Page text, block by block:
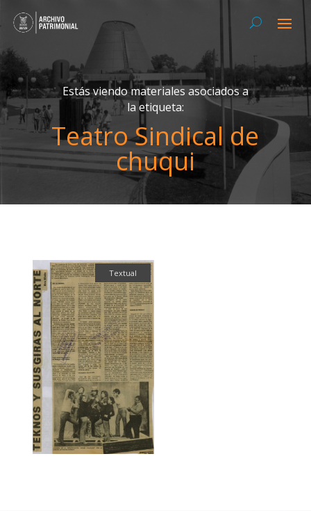
Estás viendo materiales asociados a
la etiqueta:
Teatro Sindical de
chuqui
Textual